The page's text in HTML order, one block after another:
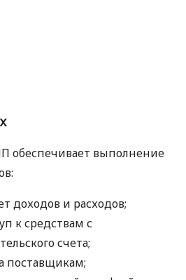
обеспечивает выполнение
доходов и расходов;
к средствам с
счета;
поставщикам;